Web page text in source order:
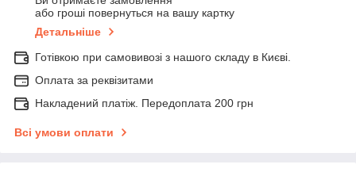
або гроші повернуться на вашу картку
Детальніше
Готівкою при самовивозі з нашого складу в Києві.
Оплата за реквізитами
Накладений платіж. Передоплата 200 грн
Всі умови оплати